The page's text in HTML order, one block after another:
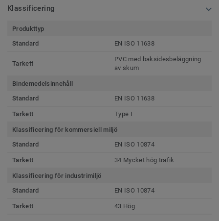
Klassificering
Produkttyp
Standard
EN ISO 11638
Tarkett
PVC med baksidesbeläggning
av skum
Bindemedelsinnehåll
Standard
EN ISO 11638
Tarkett Type I
Klassificering för kommersiell miljö
Standard
EN ISO 10874
Tarkett 34 Mycket hög trafik
Klassificering för industrimiljö
Standard
EN ISO 10874
Tarkett 43 Hög